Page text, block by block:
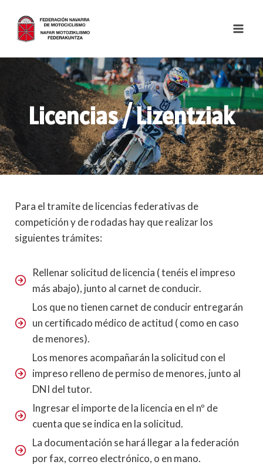
content
Licencias / Lizentziak
Para el tramite de licencias federativas de
competición y de rodadas hay que realizar los
siguientes trámites:
Rellenar solicitud de licencia ( tenéis el impreso
más abajo), junto al carnet de conducir.
Los que no tienen carnet de conducir entregarán
un certificado médico de actitud ( como en caso
de menores).
Los menores acompañarán la solicitud con el
impreso relleno de permiso de menores, junto al
DNI del tutor.
Ingresar el importe de la licencia en el nº de
cuenta que se indica en la solicitud.
La documentación se hará llegar a la federación
por fax, correo electrónico, o en mano.